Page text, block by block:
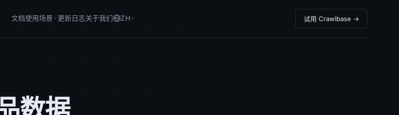
文档使用场景 更新日志关于我们 ZH 试用 Crawlbase →